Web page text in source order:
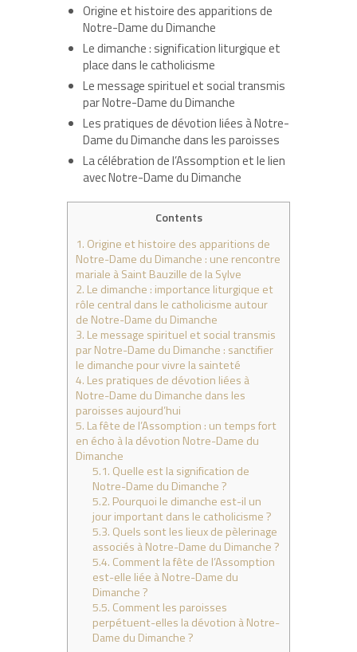
Origine et histoire des apparitions de
Notre-Dame du Dimanche
Le dimanche : signification liturgique et
place dans le catholicisme
Le message spirituel et social transmis
par Notre-Dame du Dimanche
Les pratiques de dévotion liées à Notre-
Dame du Dimanche dans les paroisses
La célébration de l’Assomption et le lien
avec Notre-Dame du Dimanche
Contents
1. Origine et histoire des apparitions de
Notre-Dame du Dimanche : une rencontre
mariale à Saint Bauzille de la Sylve
2. Le dimanche : importance liturgique et
rôle central dans le catholicisme autour
de Notre-Dame du Dimanche
3. Le message spirituel et social transmis
par Notre-Dame du Dimanche : sanctifier
le dimanche pour vivre la sainteté
4. Les pratiques de dévotion liées à
Notre-Dame du Dimanche dans les
paroisses aujourd’hui
5. La fête de l’Assomption : un temps fort
en écho à la dévotion Notre-Dame du
Dimanche
5.1. Quelle est la signification de
Notre-Dame du Dimanche ?
5.2. Pourquoi le dimanche est-il un
jour important dans le catholicisme ?
5.3. Quels sont les lieux de pèlerinage
associés à Notre-Dame du Dimanche ?
5.4. Comment la fête de l’Assomption
est-elle liée à Notre-Dame du
Dimanche ?
5.5. Comment les paroisses
perpétuent-elles la dévotion à Notre-
Dame du Dimanche ?